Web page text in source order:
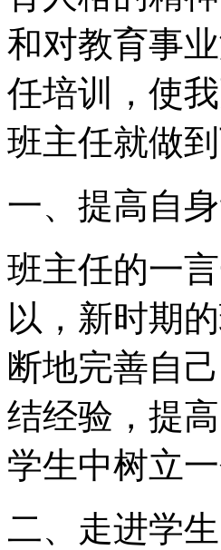
和对教育事
任培训，使
班主任就做
一、提高自
班主任的一
以，新时期
断地完善自
结经验，提
学生中树立
二、走进学